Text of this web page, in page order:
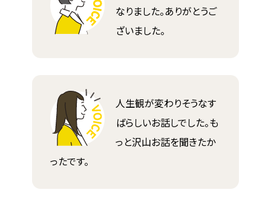
なりました。ありがとうご
ざいました。
人生観が変わりそうなす
ばらしいお話しでした。も
っと沢山お話を聞きたか
ったです。